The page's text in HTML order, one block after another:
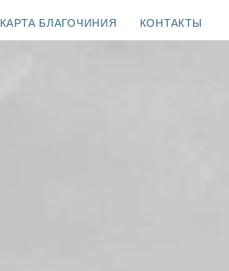
КАРТА БЛАГОЧИНИЯ КОНТАКТЫ